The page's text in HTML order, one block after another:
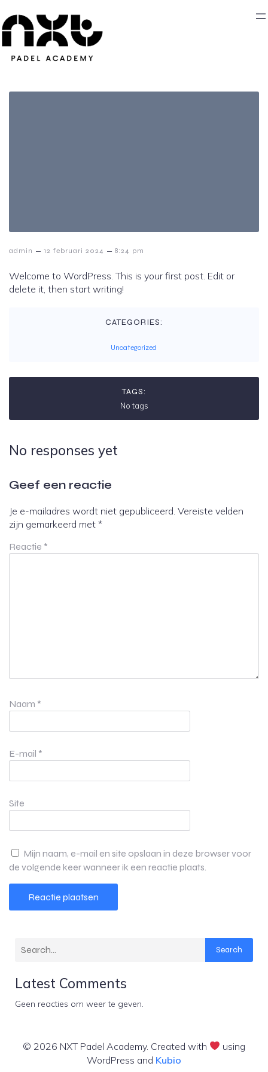
admin – 12 februari 2024 – 8:24 pm
Welcome to WordPress. This is your first post. Edit or
delete it, then start writing!
CATEGORIES:
Uncategorized
TAGS:
No tags
No responses yet
Geef een reactie
Je e-mailadres wordt niet gepubliceerd. Vereiste velden
zijn gemarkeerd met *
Reactie *
Naam *
E-mail *
Site
Mijn naam, e-mail en site opslaan in deze browser voor
de volgende keer wanneer ik een reactie plaats.
Search
Latest Comments
Geen reacties om weer te geven.
© 2026 NXT Padel Academy. Created with
using
WordPress and Kubio